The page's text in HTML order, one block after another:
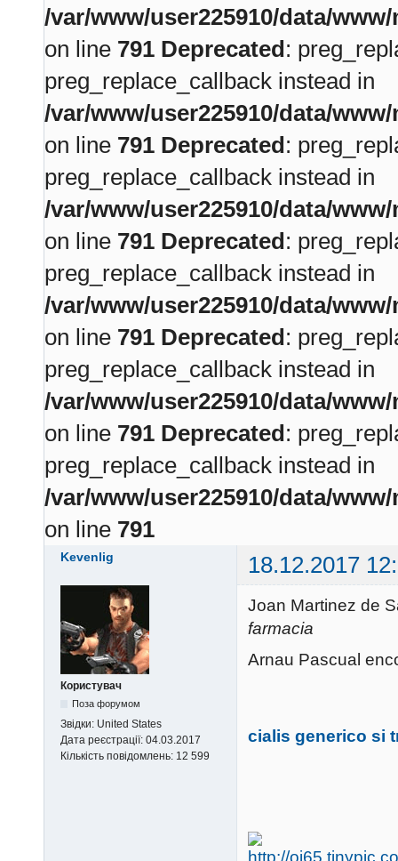
/var/www/user225910/data/
on line 791 Deprecated:
preg_replace_callback instead in
/var/www/user225910/data/
on line 791 Deprecated:
preg_replace_callback instead in
/var/www/user225910/data/
on line 791 Deprecated:
preg_replace_callback instead in
/var/www/user225910/data/
on line 791 Deprecated:
preg_replace_callback instead in
/var/www/user225910/data/
on line 791 Deprecated:
preg_replace_callback instead in
/var/www/user225910/data/
on line 791
Kevenlig 18.12.2017
Користувач
Поза форумом
Звідки: United States
Дата реєстрації: 04.03.2017
Кількість повідомлень: 12 599
Joan Martinez de
farmacia
Arnau Pascual
cialis generico si